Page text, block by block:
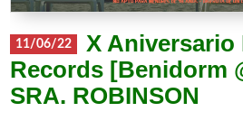
11/06/22
X Aniversario
Records [Benidorm
SRA. ROBINSON